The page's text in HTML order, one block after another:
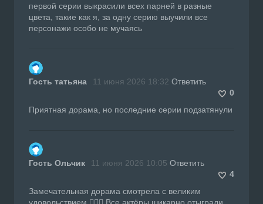
первой серии выкрасили всех парней в разные
цвета, такие как я, за одну серию выучили все
персонажи особо не мучаясь
Гость татьяна 11 июня 2026 18:32 Ответить
0
Приятная дорама, но последние серии подзатянули
Гость Ольчик 11 июня 2026 10:05 Ответить
4
Замечательная дорама смотрела с великим
удовольствием 👍🏼🔥 Все актёры шикарно отыграли